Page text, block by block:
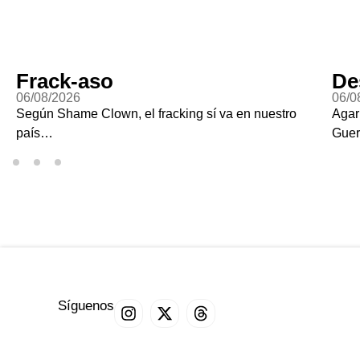
Frack-aso
06/08/2026
Según Shame Clown, el fracking sí va en nuestro
país…
06/
Síguenos